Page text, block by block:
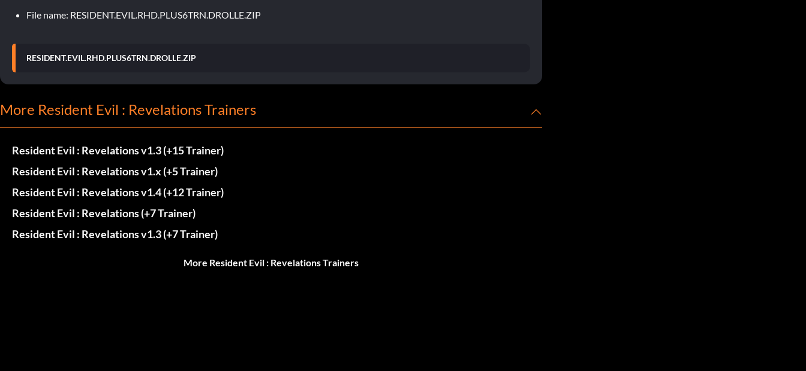
File name: RESIDENT.EVIL.RHD.PLUS6TRN.DROLLE.ZIP
RESIDENT.EVIL.RHD.PLUS6TRN.DROLLE.ZIP
More Resident Evil : Revelations Trainers
Resident Evil : Revelations v1.3 (+15 Trainer)
Resident Evil : Revelations v1.x (+5 Trainer)
Resident Evil : Revelations v1.4 (+12 Trainer)
Resident Evil : Revelations (+7 Trainer)
Resident Evil : Revelations v1.3 (+7 Trainer)
More Resident Evil : Revelations Trainers